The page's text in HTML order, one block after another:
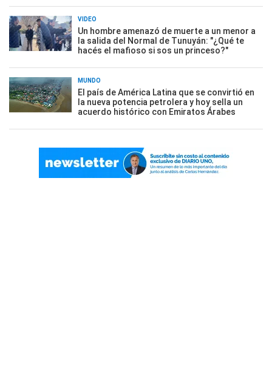
VIDEO
Un hombre amenazó de muerte a un menor a
la salida del Normal de Tunuyán: "¿Qué te
hacés el mafioso si sos un princeso?"
MUNDO
El país de América Latina que se convirtió en
la nueva potencia petrolera y hoy sella un
acuerdo histórico con Emiratos Árabes